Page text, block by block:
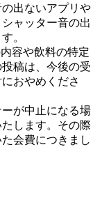
出ないアプリや
ャッター音の出
。
容や飲料の特定
稿は、今後の受
おやめくださ
が中止になる場
します。その際
会費につきまし